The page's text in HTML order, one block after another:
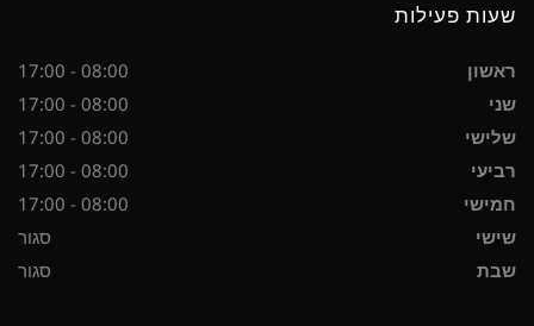
שעות פעילות
ראשון
08:00 - 17:00
שני
08:00 - 17:00
שלישי
08:00 - 17:00
רביעי
08:00 - 17:00
חמישי
08:00 - 17:00
שישי
סגור
שבת
סגור